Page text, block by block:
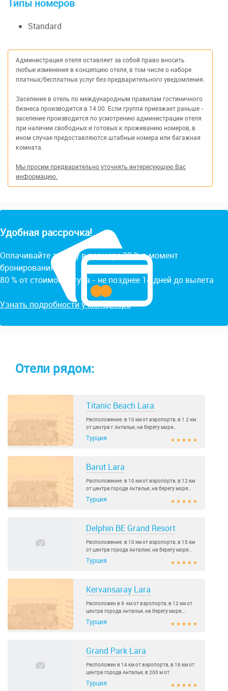
Типы номеров
Standard
Администрация отеля оставляет за собой право вносить
любые изменения в концепцию отеля, в том числе о наборе
платных/бесплатных услуг без предварительного уведомления.
Заселение в отель по международным правилам гостиничного
бизнеса производится в 14.00. Если группа приезжает раньше -
заселение производится по усмотрению администрации отеля
при наличии свободных и готовых к проживанию номеров, в
ином случае предоставляются штабные номера или багажная
комната.
Мы просим предварительно уточнять интересующую Вас
информацию.
Удобная рассрочка!
Оплачивайте заявку в размере 20 % в момент
бронирования.
80 % от стоимости тура - не позднее 14 дней до вылета
Узнать подробности у менеджера
Отели рядом:
Titanic Beach Lara
Расположение: в 10 км от аэропорта, в 1 2 км
от центра г.Анталья, на берегу моря..
Турция ★ ★ ★ ★ ★
Barut Lara
Расположение: в 10 км от аэропорта, в 12 км
от центра города Анталья, на берегу моря..
Турция ★ ★ ★ ★ ★
Delphin BE Grand Resort
Расположение: в 10 км от аэропорта, в 15 км
от центра города Анталии, на берегу моря..
Турция ★ ★ ★ ★ ★
Kervansaray Lara
Расположен в 9 км от аэропорта, в 12 км от
центра города Анталья, на берегу моря...
Турция ★ ★ ★ ★ ★
Grand Park Lara
Расположен в 14 км от аэропорта, в 16 км от
центра города Анталья, в 200 м от
собственного пляжа..
Турция ★ ★ ★ ★ ★